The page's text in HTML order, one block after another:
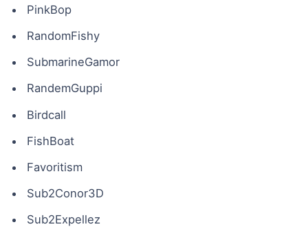
PinkBop
RandomFishy
SubmarineGamor
RandemGuppi
Birdcall
FishBoat
Favoritism
Sub2Conor3D
Sub2Expellez